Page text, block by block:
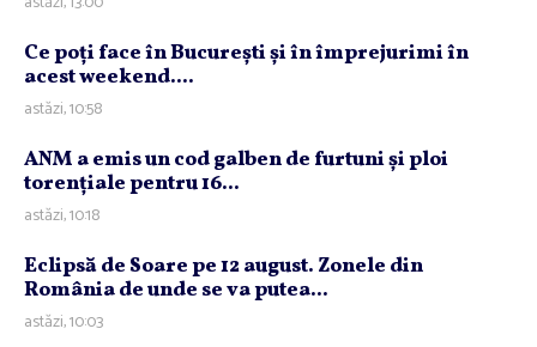
Ce poţi face în Bucureşti şi în împrejurimi în
acest weekend....
astăzi, 10:58
ANM a emis un cod galben de furtuni şi ploi
torenţiale pentru 16...
astăzi, 10:18
Eclipsă de Soare pe 12 august. Zonele din
România de unde se va putea...
astăzi, 10:03